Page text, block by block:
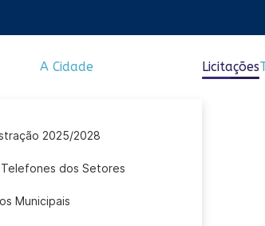
A Cidade
2025/2028
dos Setores
Municipais
Licitações